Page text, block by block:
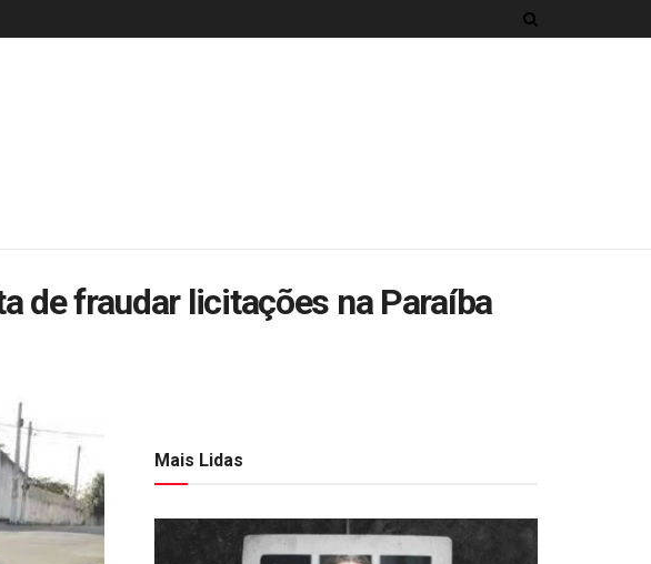
de fraudar licitações na Paraíba
Mais Lidas